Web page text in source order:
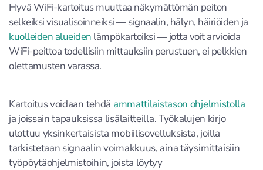
Hyvä WiFi-kartoitus muuttaa näkymättömän peiton
selkeiksi visualisoinneiksi — signaalin, hälyn, häiriöiden ja
kuolleiden alueiden lämpökartoiksi — jotta voit arvioida
WiFi-peittoa todellisiin mittauksiin perustuen, ei pelkkien
olettamusten varassa.
Kartoitus voidaan tehdä ammattilaistason ohjelmistolla
ja joissain tapauksissa lisälaitteilla. Työkalujen kirjo
ulottuu yksinkertaisista mobiilisovelluksista, joilla
tarkistetaan signaalin voimakkuus, aina täysimittaisiin
työpöytäohjelmistoihin, joista löytyy